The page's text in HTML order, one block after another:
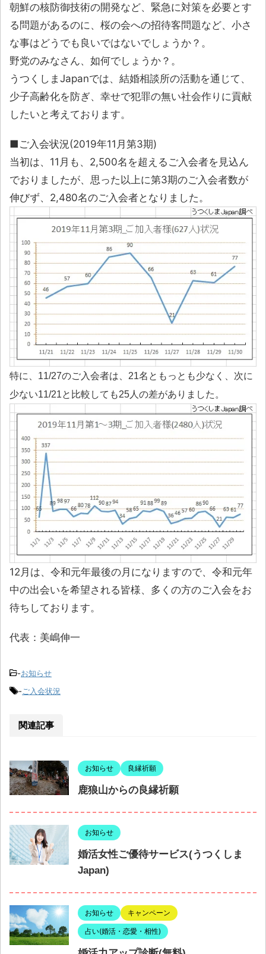
朝鮮の核防御技術の開発など、緊急に対策を必要とす
る問題があるのに、桜の会への招待客問題など、小さ
な事はどうでも良いではないでしょうか？。
野党のみなさん、如何でしょうか？。
うつくしまJapanでは、結婚相談所の活動を通じて、
少子高齢化を防ぎ、幸せで犯罪の無い社会作りに貢献
したいと考えております。
■ご入会状況(2019年11月第3期)
当初は、11月も、2,500名を超えるご入会者を見込ん
でおりましたが、思った以上に第3期のご入会者数が
伸びず、2,480名のご入会者となりました。
特に、11/27のご入会者は、21名ともっとも少なく、次に
少ない11/21と比較しても25人の差がありました。
12月は、令和元年最後の月になりますので、令和元年
中の出会いを希望される皆様、多くの方のご入会をお
待ちしております。
代表：美嶋伸一
-お知らせ
- ご入会状況
関連記事
お知らせ 良縁祈願
鹿狼山からの良縁祈願
お知らせ
婚活女性ご優待サービス(うつくしま
Japan)
お知らせ キャンペーン
占い(婚活・恋愛・相性)